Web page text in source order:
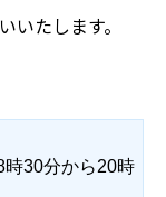
たします。
時30分から20時